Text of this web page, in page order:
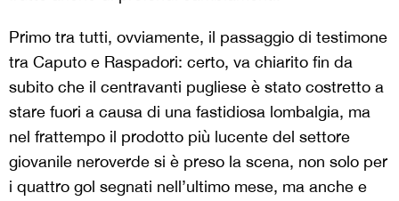
Primo tra tutti, ovviamente, il passaggio di testimone
tra Caputo e Raspadori: certo, va chiarito fin da
subito che il centravanti pugliese è stato costretto a
stare fuori a causa di una fastidiosa lombalgia, ma
nel frattempo il prodotto più lucente del settore
giovanile neroverde si è preso la scena, non solo per
i quattro gol segnati nell’ultimo mese, ma anche e